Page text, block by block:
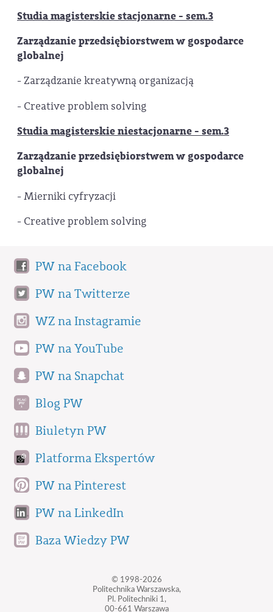
Studia magisterskie stacjonarne - sem.3
Zarządzanie przedsiębiorstwem w gospodarce
globalnej
- Zarządzanie kreatywną organizacją
- Creative problem solving
Studia magisterskie niestacjonarne - sem.3
Zarządzanie przedsiębiorstwem w gospodarce
globalnej
- Mierniki cyfryzacji
- Creative problem solving
PW na Facebook
PW na Twitterze
WZ na Instagramie
PW na YouTube
PW na Snapchat
Blog PW
Biuletyn PW
Platforma Ekspertów
PW na Pinterest
PW na LinkedIn
Baza Wiedzy PW
© 1998-2026
Politechnika Warszawska,
Pl. Politechniki 1,
00-661 Warszawa